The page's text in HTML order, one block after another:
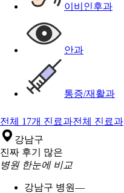
이비인후과
안과
통증/재활과
전체 17개 진료과전체 진료과
강남구
진짜 후기 많은
병원 한눈에 비교
강남구 병원—